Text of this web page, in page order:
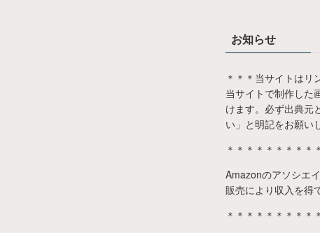
お知らせ
＊＊＊当サイトはリ
当サイトで制作した
けます。必ず出典元
い」と明記をお願い
＊＊＊＊＊＊＊＊＊
Amazonのアソシエ
販売により収入を得
＊＊＊＊＊＊＊＊＊